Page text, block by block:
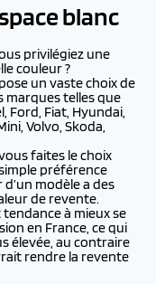
blanc
privilégiez une
couleur ?
un vaste choix de
marques telles que
Ford, Fiat, Hyundai,
Volvo, Skoda,
faites le choix
préférence
modèle a des
de revente.
à mieux se
en France, ce qui
élevée, au contraire
rendre la revente